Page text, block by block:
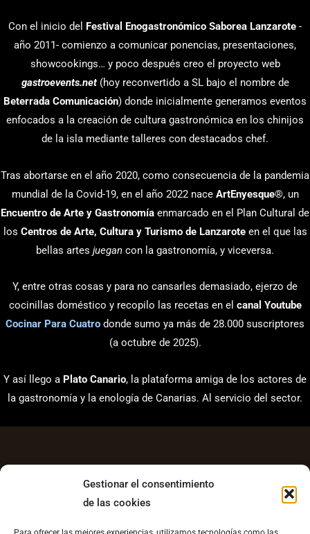
Gestionar el consentimiento
de las cookies
Con el inicio del Festival Enogastronómico Saborea Lanzarote -
año 2011- comienzo a comunicar ponencias, presentaciones,
showcookings… y poco después creo el proyecto web
gastroevents.net(hoy reconvertido a SL bajo el nombre de
Beterrada Comunicación) donde inicialmente generamos eventos
enfocados a la creación de cultura gastronómica en los chinijos
de la isla mediante talleres con destacados chef.
Tras abortarse en el año 2020, como consecuencia de la pandemia
mundial de la Covid-19, en el año 2022 nace ArtEnyesque®, un
Encuentro de Arte y Gastronomía enmarcado en el Plan Cultural de
los Centros de Arte, Cultura y Turismo de Lanzaroteen el que las
bellas artes juegan con la gastronomía, y viceversa.
Y, entre otras cosas y para no cansarles demasiado, ejerzo de
cocinillas doméstico y recopilo las recetas en el canal Youtube
Cocinar Para Cuatro donde sumo ya más de 28.000 suscriptores
(a octubre de 2025).
Y así llego a Plato Canario, la plataforma amiga de los actores de
la gastronomía y la enología de Canarias. Al servicio del sector.